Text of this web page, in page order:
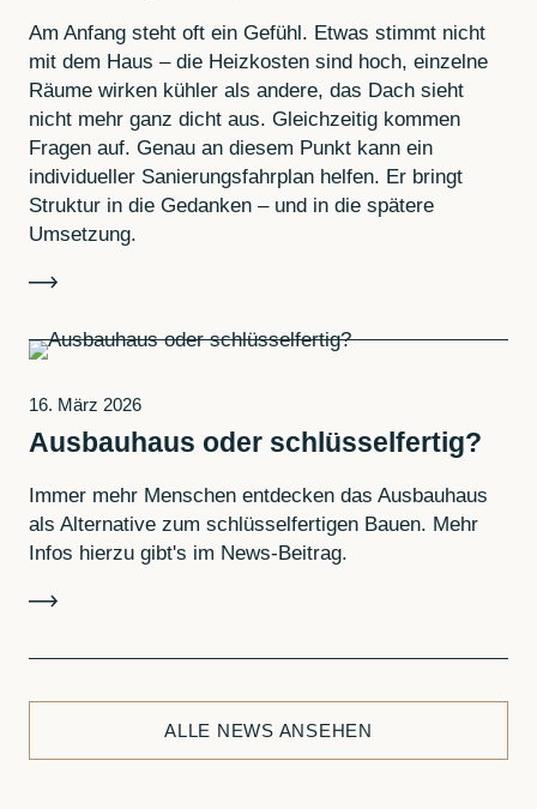
Am Anfang steht oft ein Gefühl. Etwas stimmt nicht
mit dem Haus – die Heizkosten sind hoch, einzelne
Räume wirken kühler als andere, das Dach sieht
nicht mehr ganz dicht aus. Gleichzeitig kommen
Fragen auf. Genau an diesem Punkt kann ein
individueller Sanierungsfahrplan helfen. Er bringt
Struktur in die Gedanken – und in die spätere
Umsetzung.
16. März 2026
Ausbauhaus oder schlüsselfertig?
Immer mehr Menschen entdecken das Ausbauhaus
als Alternative zum schlüsselfertigen Bauen. Mehr
Infos hierzu gibt's im News-Beitrag.
ALLE NEWS ANSEHEN